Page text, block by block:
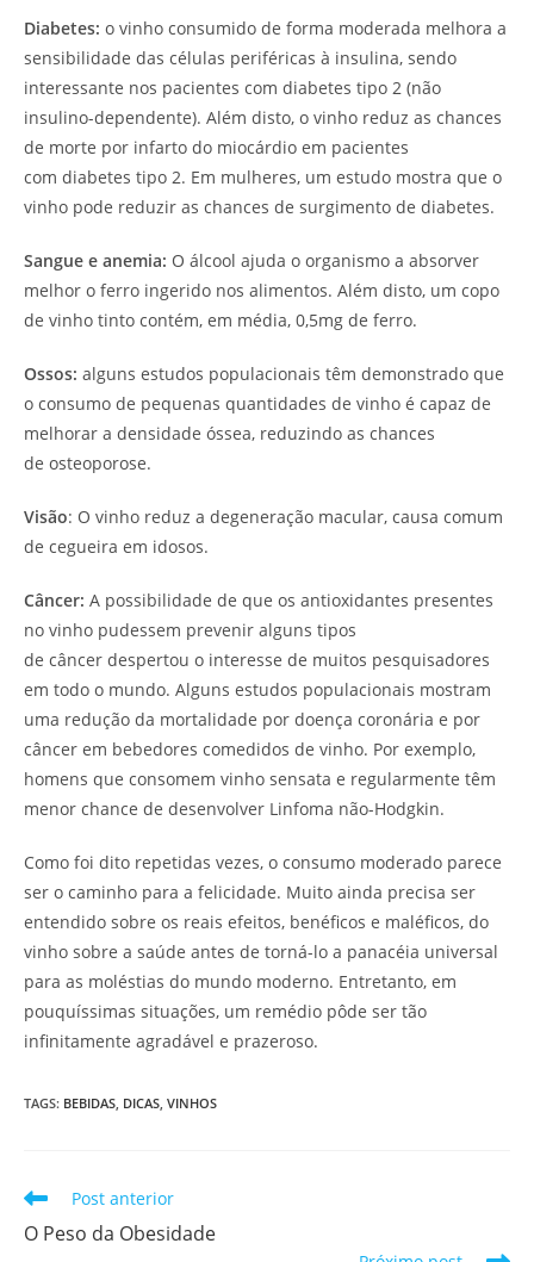
Diabetes: o vinho consumido de forma moderada melhora a
sensibilidade das células periféricas à insulina, sendo
interessante nos pacientes com diabetes tipo 2 (não
insulino-dependente). Além disto, o vinho reduz as chances
de morte por infarto do miocárdio em pacientes
com diabetes tipo 2. Em mulheres, um estudo mostra que o
vinho pode reduzir as chances de surgimento de diabetes.
Sangue e anemia: O álcool ajuda o organismo a absorver
melhor o ferro ingerido nos alimentos. Além disto, um copo
de vinho tinto contém, em média, 0,5mg de ferro.
Ossos: alguns estudos populacionais têm demonstrado que
o consumo de pequenas quantidades de vinho é capaz de
melhorar a densidade óssea, reduzindo as chances
de osteoporose.
Visão: O vinho reduz a degeneração macular, causa comum
de cegueira em idosos.
Câncer: A possibilidade de que os antioxidantes presentes
no vinho pudessem prevenir alguns tipos
de câncer despertou o interesse de muitos pesquisadores
em todo o mundo. Alguns estudos populacionais mostram
uma redução da mortalidade por doença coronária e por
câncer em bebedores comedidos de vinho. Por exemplo,
homens que consomem vinho sensata e regularmente têm
menor chance de desenvolver Linfoma não-Hodgkin.
Como foi dito repetidas vezes, o consumo moderado parece
ser o caminho para a felicidade. Muito ainda precisa ser
entendido sobre os reais efeitos, benéficos e maléficos, do
vinho sobre a saúde antes de torná-lo a panacéia universal
para as moléstias do mundo moderno. Entretanto, em
pouquíssimas situações, um remédio pôde ser tão
infinitamente agradável e prazeroso.
TAGS: BEBIDAS, DICAS, VINHOS
Post anterior
O Peso da Obesidade